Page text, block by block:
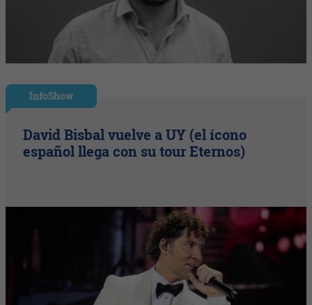
InfoShow
David Bisbal vuelve a UY (el ícono
español llega con su tour Eternos)